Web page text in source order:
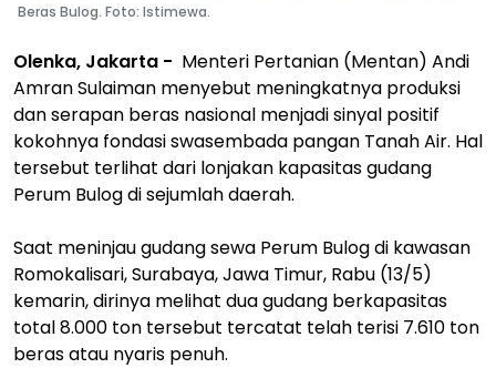
Beras Bulog. Foto: Istimewa.
Olenka, Jakarta - Menteri Pertanian (Mentan) Andi
Amran Sulaiman menyebut meningkatnya produksi
dan serapan beras nasional menjadi sinyal positif
kokohnya fondasi swasembada pangan Tanah Air. Hal
tersebut terlihat dari lonjakan kapasitas gudang
Perum Bulog di sejumlah daerah.
Saat meninjau gudang sewa Perum Bulog di kawasan
Romokalisari, Surabaya, Jawa Timur, Rabu (13/5)
kemarin, dirinya melihat dua gudang berkapasitas
total 8.000 ton tersebut tercatat telah terisi 7.610 ton
beras atau nyaris penuh.